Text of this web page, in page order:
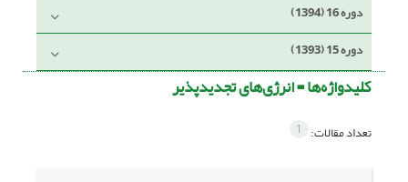
دوره 16 (1394)
دوره 15 (1393)
کلیدواژه‌ها =انرژی‌های تجدیدپذیر
تعداد مقالات: 1